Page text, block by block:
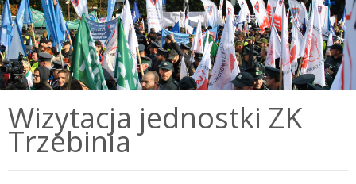
Wizytacja jednostki ZK
Trzebinia